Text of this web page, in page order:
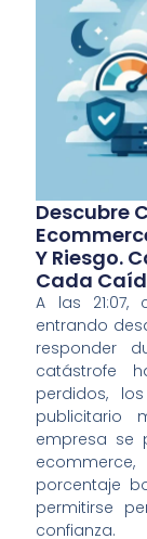
Descubre
Y Riesgo.
Cada
A las
entrando
responder
catástrofe
perdidos,
publicitario
empresa se
porcentaje
permitirse
confianza.